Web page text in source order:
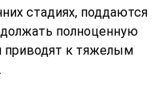
стадиях, поддаются
полноценную
приводят к тяжелым